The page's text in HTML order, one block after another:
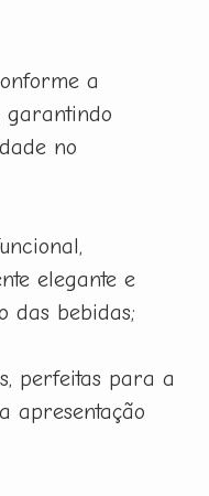
a
garantindo
no
elegante e
das bebidas;
perfeitas para a
apresentação